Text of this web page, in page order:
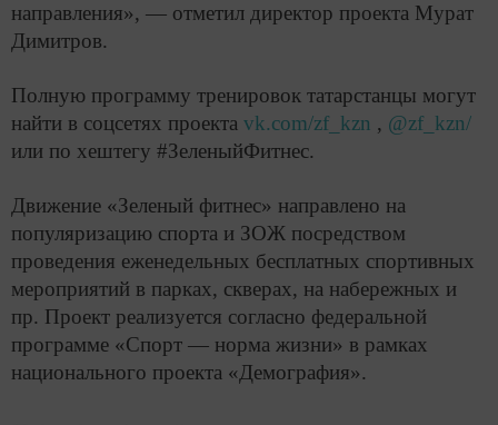
направления», — отметил директор проекта Мурат
Димитров.
Полную программу тренировок татарстанцы могут
найти в соцсетях проекта vk.com/zf_kzn , @zf_kzn/
или по хештегу #ЗеленыйФитнес.
Движение «Зеленый фитнес» направлено на
популяризацию спорта и ЗОЖ посредством
проведения еженедельных бесплатных спортивных
мероприятий в парках, скверах, на набережных и
пр. Проект реализуется согласно федеральной
программе «Спорт — норма жизни» в рамках
национального проекта «Демография».